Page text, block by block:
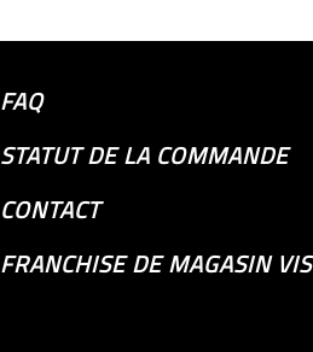
FAQ
STATUT DE LA COMMANDE
CONTACT
FRANCHISE DE MAGASIN VIS